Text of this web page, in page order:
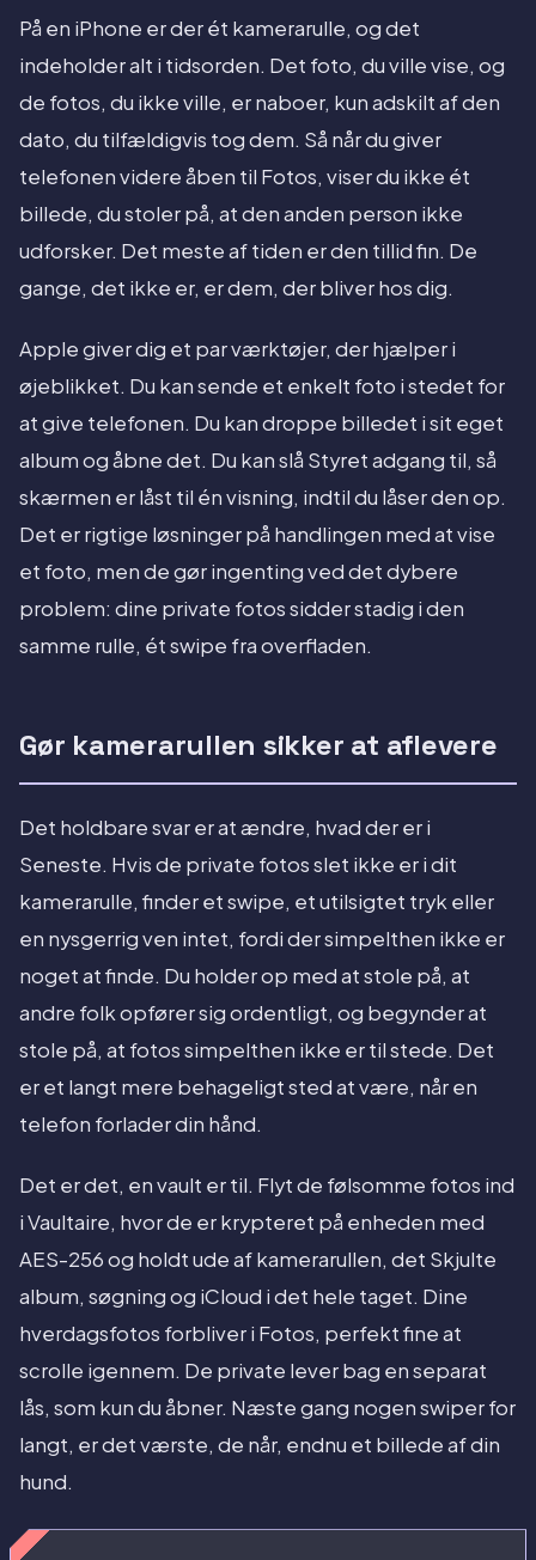
På en iPhone er der ét kamerarulle, og det
indeholder alt i tidsorden. Det foto, du ville vise, og
de fotos, du ikke ville, er naboer, kun adskilt af den
dato, du tilfældigvis tog dem. Så når du giver
telefonen videre åben til Fotos, viser du ikke ét
billede, du stoler på, at den anden person ikke
udforsker. Det meste af tiden er den tillid fin. De
gange, det ikke er, er dem, der bliver hos dig.
Apple giver dig et par værktøjer, der hjælper i
øjeblikket. Du kan sende et enkelt foto i stedet for
at give telefonen. Du kan droppe billedet i sit eget
album og åbne det. Du kan slå Styret adgang til, så
skærmen er låst til én visning, indtil du låser den op.
Det er rigtige løsninger på handlingen med at vise
et foto, men de gør ingenting ved det dybere
problem: dine private fotos sidder stadig i den
samme rulle, ét swipe fra overfladen.
Gør kamerarullen sikker at aflevere
Det holdbare svar er at ændre, hvad der er i
Seneste. Hvis de private fotos slet ikke er i dit
kamerarulle, finder et swipe, et utilsigtet tryk eller
en nysgerrig ven intet, fordi der simpelthen ikke er
noget at finde. Du holder op med at stole på, at
andre folk opfører sig ordentligt, og begynder at
stole på, at fotos simpelthen ikke er til stede. Det
er et langt mere behageligt sted at være, når en
telefon forlader din hånd.
Det er det, en vault er til. Flyt de følsomme fotos ind
i Vaultaire, hvor de er krypteret på enheden med
AES-256 og holdt ude af kamerarullen, det Skjulte
album, søgning og iCloud i det hele taget. Dine
hverdagsfotos forbliver i Fotos, perfekt fine at
scrolle igennem. De private lever bag en separat
lås, som kun du åbner. Næste gang nogen swiper for
langt, er det værste, de når, endnu et billede af din
hund.